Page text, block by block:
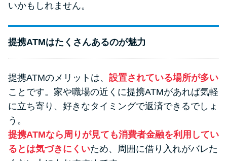
いかもしれません。
提携ATMはたくさんあるのが魅力
提携ATMのメリットは、 設置されている場所が多い
ことです。家や職場の近くに提携ATMがあれば気軽
に立ち寄り、好きなタイミングで返済できるでしょ
う。
提携ATMなら周りが見ても消費者金融を利用してい
るとは気づきにくいため、周囲に借り入れがバレた